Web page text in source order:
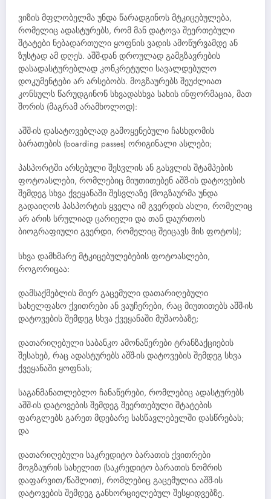
ვიზის მფლობელმა უნდა წარადგინოს მტკიცებულება,
რომელიც ადასტურებს, რომ მან დატოვა შეერთებული
შტატები ნებადართული ყოფნის ვადის ამოწურვამდე ან
ზუსტად ამ დღეს. აშშ-დან დროულად გამგზავრების
დასადასტურებლად კონკრეტული სავალდებულო
დოკუმენტები არ არსებობს. მოგზაურებს შეუძლიათ
კონსულს წარუდგინონ სხვადასხვა სახის ინფორმაცია, მათ
შორის (მაგრამ არამხოლოდ):
აშშ-ის დასატოვებლად გამოყენებული ჩასხდომის
ბარათების (boarding passes) ორიგინალი ასლები;
პასპორტში არსებული შესვლის ან გასვლის შტამპების
ფოტოასლები, რომლებიც მიუთითებენ აშშ-ის დატოვების
შემდეგ სხვა ქვეყანაში შესვლაზე (მოგზაურმა უნდა
გადაიღოს პასპორტის ყველა იმ გვერდის ასლი, რომელიც
არ არის სრულიად ცარიელი და თან დაურთოს
ბიოგრაფიული გვერდი, რომელიც შეიცავს მის ფოტოს);
სხვა დამხმარე მტკიცებულებების ფოტოასლები,
როგორიცაა:
დამსაქმებლის მიერ გაცემული დათარიღებული
სახელფასო ქვითრები ან ვაუჩერები, რაც მიუთითებს აშშ-ის
დატოვების შემდეგ სხვა ქვეყანაში მუშაობაზე;
დათარიღებული საბანკო ამონაწერები ტრანზაქციების
შესახებ, რაც ადასტურებს აშშ-ის დატოვების შემდეგ სხვა
ქვეყანაში ყოფნას;
საგანმანათლებლო ჩანაწერები, რომლებიც ადასტურებს
აშშ-ის დატოვების შემდეგ შეერთებული შტატების
ფარგლებს გარეთ მდებარე სასწავლებელში დასწრებას;
და
დათარიღებული საკრედიტო ბარათის ქვითრები
მოგზაურის სახელით (საკრედიტო ბარათის ნომრის
დაფარვით/წაშლით), რომლებიც გაცემულია აშშ-ის
დატოვების შემდეგ განხორციელებულ შესყიდვებზე.